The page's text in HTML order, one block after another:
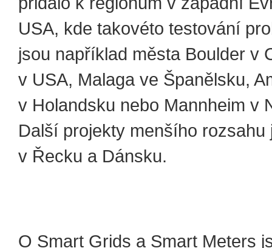
USA, kde takovéto testování
jsou například města Boulder v
v USA, Malaga ve Španělsku,
v Holandsku nebo Mannheim v
Další projekty menšího rozsahu
v Řecku a Dánsku.
O Smart Grids a Smart Meters